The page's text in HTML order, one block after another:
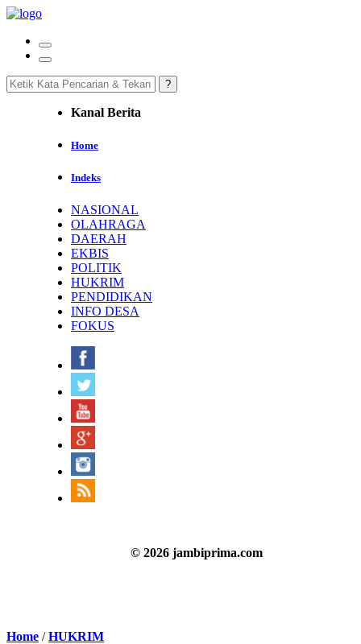
Kanal Berita
Home
Indeks
NASIONAL
OLAHRAGA
DAERAH
EKBIS
POLITIK
HUKRIM
PENDIDIKAN
INFO DESA
FOKUS
© 2026 jambiprima.com
Home /HUKRIM